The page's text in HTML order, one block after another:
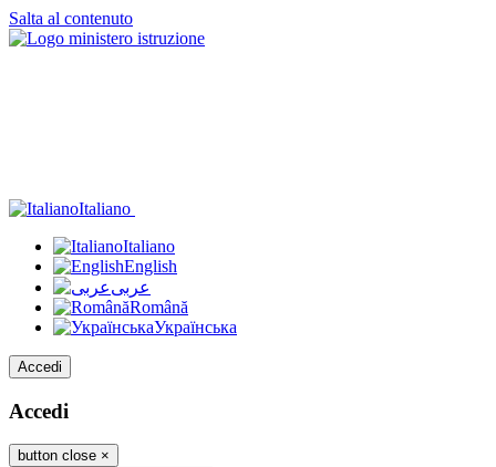
Salta al contenuto
Italiano
Italiano
English
عربى
Română
Українська
Accedi
Accedi
button close ×